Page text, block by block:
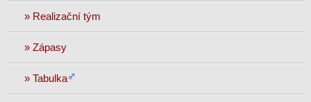
» Realizační tým
» Zápasy
» Tabulka